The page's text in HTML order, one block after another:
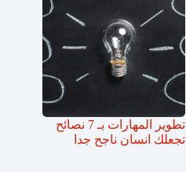
تطوير المهارات بـ 7 نصائح
تجعلك انسان ناجح جدا